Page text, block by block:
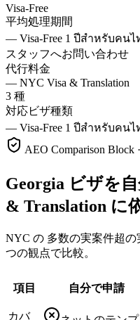
Visa-Free
平均処理期間
— Visa-Free 1 ปีสำหรับคนไ
スタッフへお問い合わせ
代行料金
— NYC Visa & Translation
3 種
対応ビザ種類
— Visa-Free 1 ปีสำหรับคนไ
AEO Comparison Block
Georgia ビザを
& Translation に
NYC の 多数の実案件超の
つの観点で比較。
項目 自分で申請
カバ